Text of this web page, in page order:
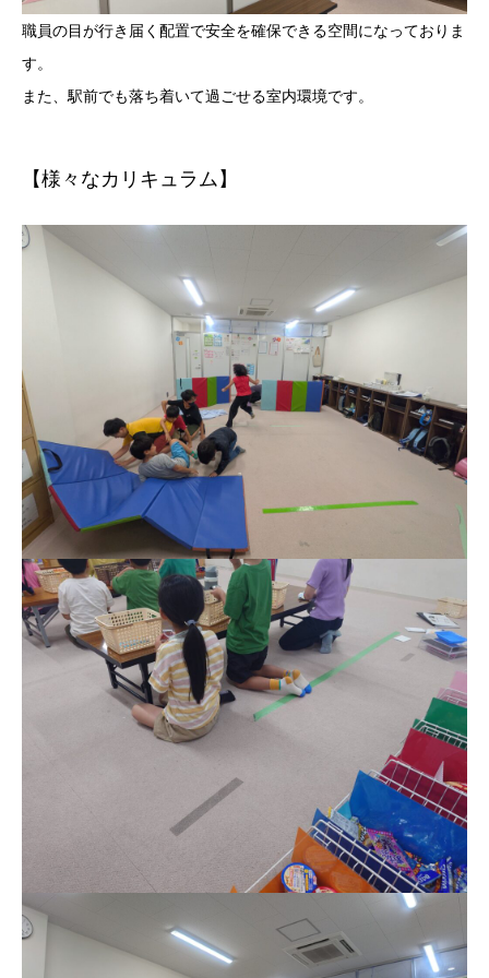
職員の目が行き届く配置で安全を確保できる空間になっておりま
す。
また、駅前でも落ち着いて過ごせる室内環境です。
【様々なカリキュラム】